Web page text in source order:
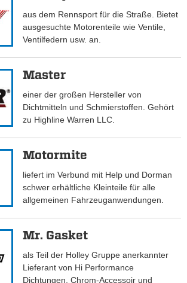
aus dem Rennsport für die Straße. Bietet
ausgesuchte Motorenteile wie Ventile,
Ventilfedern usw. an.
Master
einer der großen Hersteller von
Dichtmitteln und Schmierstoffen. Gehört
zu Highline Warren LLC.
Motormite
liefert im Verbund mit Help und Dorman
schwer erhältliche Kleinteile für alle
allgemeinen Fahrzeuganwendungen.
Mr. Gasket
als Teil der Holley Gruppe anerkannter
Lieferant von Hi Performance
Dichtungen, Chrom-Accessoir und